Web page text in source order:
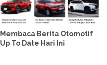
Membaca Berita Otomotif
Up To Date Hari Ini